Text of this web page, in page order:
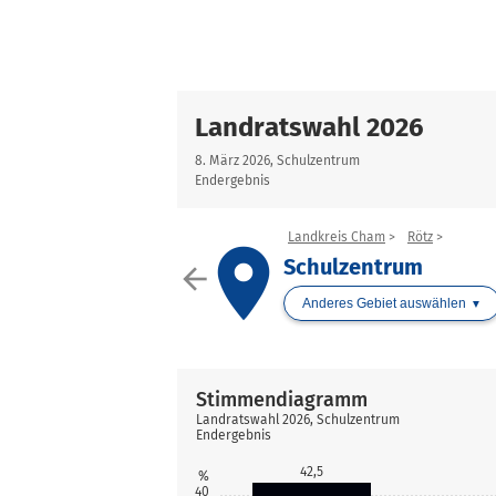
Landratswahl 2026
8. März 2026, Schulzentrum
Endergebnis
arrow_backplace
Landkreis Cham Rötz
Schulzentrum
Anderes Gebiet auswählen
40
% 42,5
Stimmendiagramm
Landratswahl 2026, Schulzentrum
Endergebnis